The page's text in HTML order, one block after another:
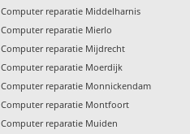
Computer reparatie Middelharnis
Computer reparatie Mierlo
Computer reparatie Mijdrecht
Computer reparatie Moerdijk
Computer reparatie Monnickendam
Computer reparatie Montfoort
Computer reparatie Muiden